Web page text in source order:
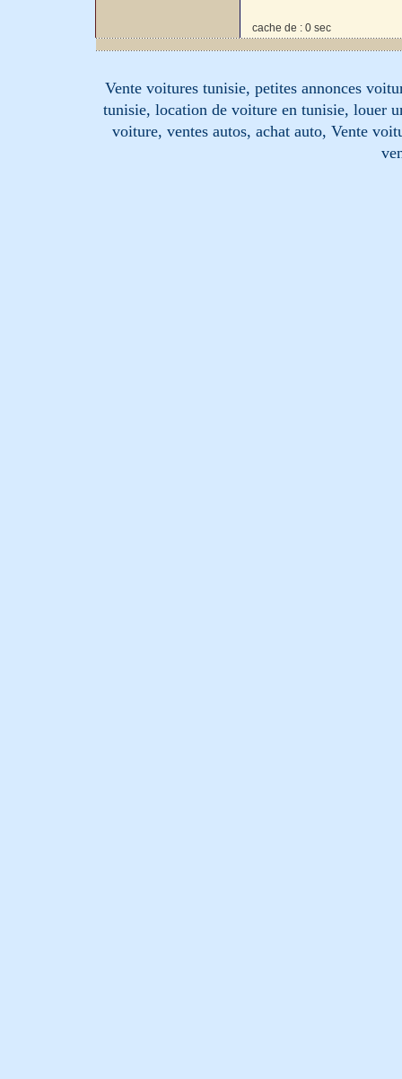
cache de : 0 sec
Vente voitures tunisie, petites annonces
tunisie, location de voiture en tunisie, louer
voiture, ventes autos, achat auto, Vente